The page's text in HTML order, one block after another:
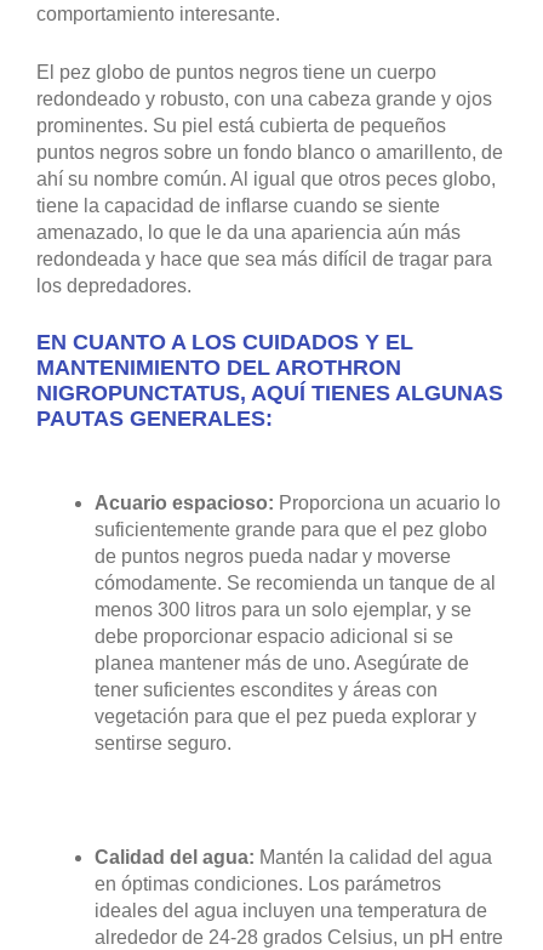
comportamiento interesante.
El pez globo de puntos negros tiene un cuerpo
redondeado y robusto, con una cabeza grande y ojos
prominentes. Su piel está cubierta de pequeños
puntos negros sobre un fondo blanco o amarillento, de
ahí su nombre común. Al igual que otros peces globo,
tiene la capacidad de inflarse cuando se siente
amenazado, lo que le da una apariencia aún más
redondeada y hace que sea más difícil de tragar para
los depredadores.
EN CUANTO A LOS CUIDADOS Y EL
MANTENIMIENTO DEL AROTHRON
NIGROPUNCTATUS, AQUÍ TIENES ALGUNAS
PAUTAS GENERALES:
Acuario espacioso: Proporciona un acuario lo
suficientemente grande para que el pez globo
de puntos negros pueda nadar y moverse
cómodamente. Se recomienda un tanque de al
menos 300 litros para un solo ejemplar, y se
debe proporcionar espacio adicional si se
planea mantener más de uno. Asegúrate de
tener suficientes escondites y áreas con
vegetación para que el pez pueda explorar y
sentirse seguro.
Calidad del agua: Mantén la calidad del agua
en óptimas condiciones. Los parámetros
ideales del agua incluyen una temperatura de
alrededor de 24-28 grados Celsius, un pH entre